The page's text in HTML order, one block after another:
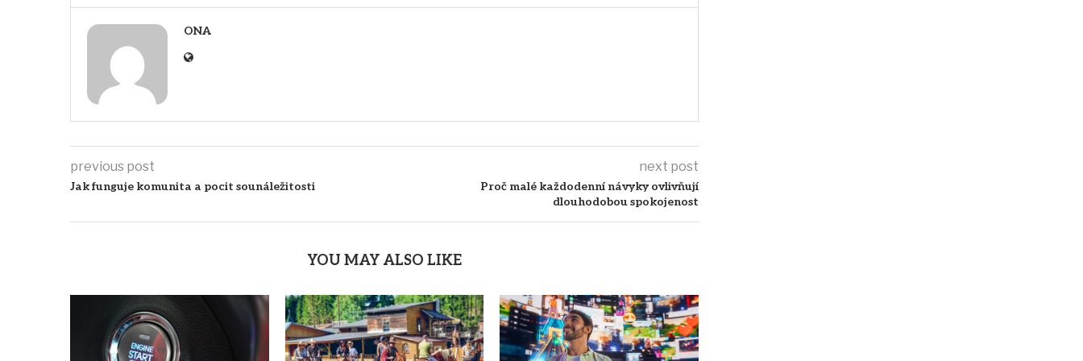
ONA
previous post
Jak funguje komunita a pocit sounáležitosti
next post
Proč malé každodenní návyky ovlivňují
dlouhodobou spokojenost
YOU MAY ALSO LIKE